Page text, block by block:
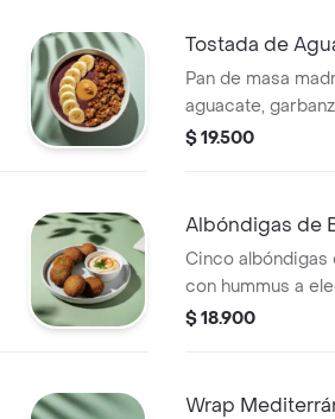
Tostada de
Pan de masa
aguacate,
cherry.
$ 19.500
Albóndigas de
Cinco albóndigas
con hummus a
$ 18.900
Wrap